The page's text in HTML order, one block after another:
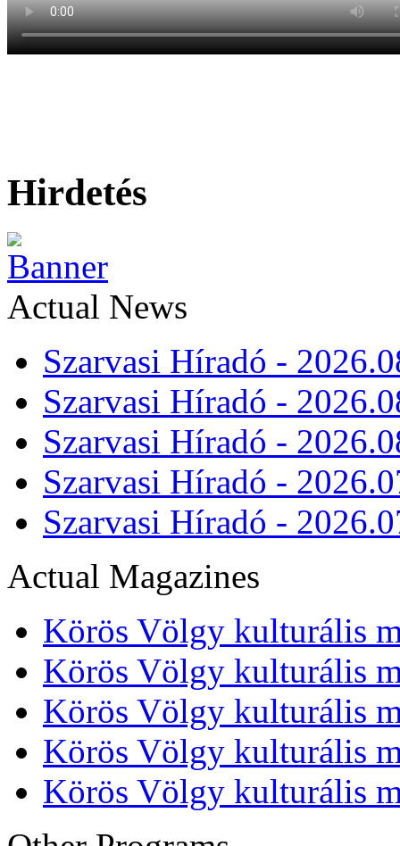
Hirdetés
Actual News
Szarvasi Híradó -
Szarvasi Híradó -
Szarvasi Híradó -
Szarvasi Híradó -
Szarvasi Híradó -
Actual Magazines
Körös Völgy kulturális
Körös Völgy kulturális
Körös Völgy kulturális
Körös Völgy kulturális
Körös Völgy kulturális